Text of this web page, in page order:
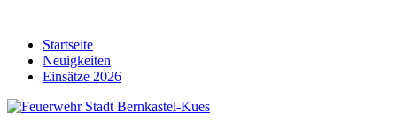
contentStartseite
Neuigkeiten
Einsätze 2026